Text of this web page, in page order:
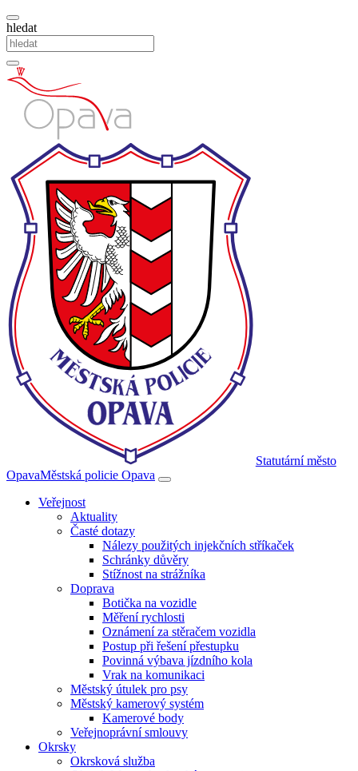
hledat
Statutární město
OpavaMěstská policie Opava
Veřejnost
Aktuality
Časté dotazy
Nálezy použitých injekčních stříkaček
Schránky důvěry
Stížnost na strážníka
Doprava
Botička na vozidle
Měření rychlosti
Oznámení za stěračem vozidla
Postup při řešení přestupku
Povinná výbava jízdního kola
Vrak na komunikaci
Městský útulek pro psy
Městský kamerový systém
Kamerové body
Veřejnoprávní smlouvy
Okrsky
Okrsková služba